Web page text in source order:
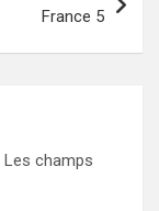
France 5
Les champs